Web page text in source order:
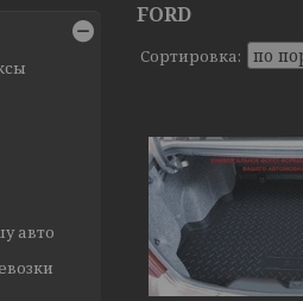
FORD
авто